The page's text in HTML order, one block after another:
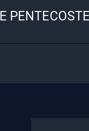
PENTECOSTE